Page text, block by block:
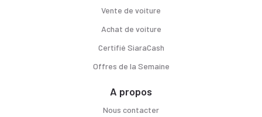
Vente de voiture
Achat de voiture
Certifié SiaraCash
Offres de la Semaine
A propos
Nous contacter